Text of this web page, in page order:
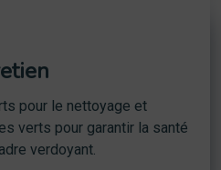
pour le nettoyage et
verts pour garantir la santé
verdoyant.